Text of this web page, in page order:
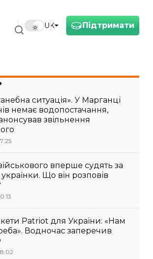
Підтримати
UK
ситуація». У Марганці
немає водопостачання,
звільнення
вперше судять за
Що він розповів
Patriot для України: «Нам
Водночас заперечив